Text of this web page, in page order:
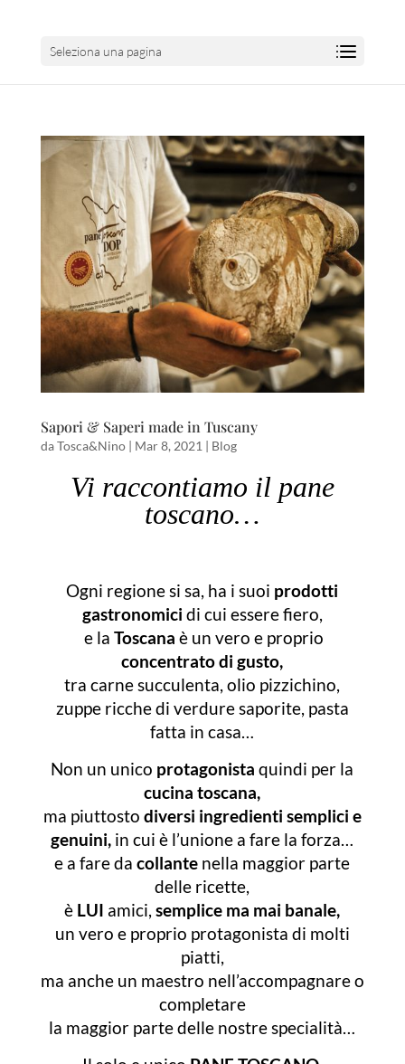
Seleziona una pagina
Sapori & Saperi made in Tuscany
daTosca&Nino| Mar 8, 2021 | Blog
Vi raccontiamo il pane
toscano…
Ogni regione si sa, ha i suoi prodotti
gastronomici di cui essere fiero,
e laToscana è un vero e proprio
concentrato di gusto,
tra carne succulenta, olio pizzichino,
zuppe ricche di verdure saporite, pasta
fatta in casa…
Non un unico protagonista quindi per la
cucina toscana,
ma piuttosto diversi ingredienti semplici e
genuini, in cui è l’unione a fare la forza…
e a fare dacollante nella maggior parte
delle ricette,
è LUI amici,semplice ma mai banale,
un vero e proprio protagonista di molti
piatti,
ma anche un maestro nell’accompagnare o
completare
la maggior parte delle nostre specialità…